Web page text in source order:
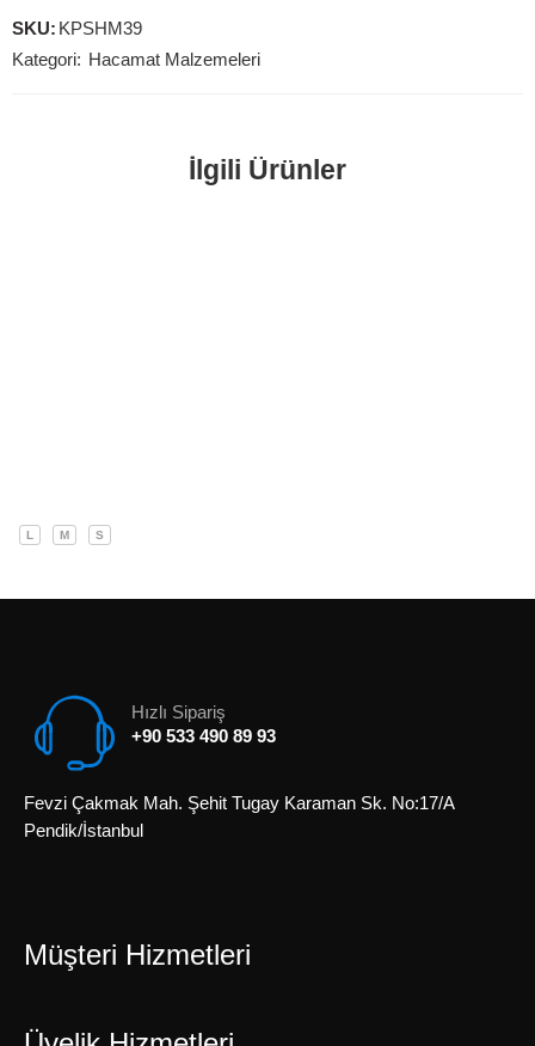
SKU: KPSHM39
Kategori: Hacamat Malzemeleri
İlgili Ürünler
L M S
Hızlı Sipariş
+90 533 490 89 93
Fevzi Çakmak Mah. Şehit Tugay Karaman Sk. No:17/A
Pendik/İstanbul
Müşteri Hizmetleri